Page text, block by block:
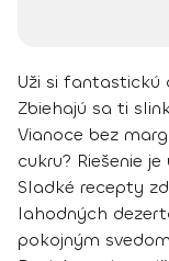
Uži si
Zbiehajú sa ti
Vianoce bez
cukru? Riešenie
Sladké recepty
lahodných
pokojným